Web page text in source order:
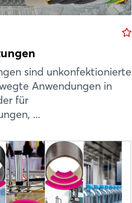
sind unkonfektionierte
Anwendungen in
für
...